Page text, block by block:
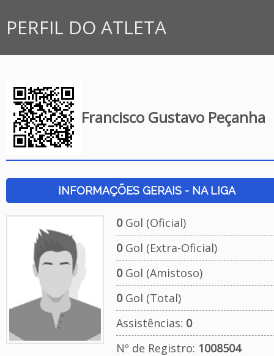
PERFIL DO ATLETA
Francisco Gustavo Peçanha
INFORMAÇÕES GERAIS - NA LIGA
0Gol (Oficial)
0Gol (Extra-Oficial)
0Gol (Amistoso)
0Gol (Total)
Assistências: 0
Nº de Registro: 1008504